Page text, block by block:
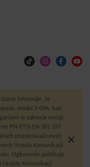
informuje, że
model S-09A, kod
w zakresie emisji
PN-ETSI EN 301 357
przeprowadzonych
Urzędu Komunikacji
Ogłoszenie publikuje
Urzędu Komunikacji